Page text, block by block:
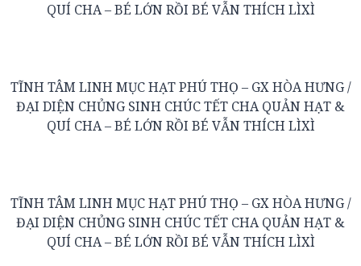
QUÍ CHA – BÉ LỚN RỒI BÉ VẪN THÍCH LÌXÌ
TĨNH TÂM LINH MỤC HẠT PHÚ THỌ – GX HÒA HƯNG /
ĐẠI DIỆN CHỦNG SINH CHÚC TẾT CHA QUẢN HẠT &
QUÍ CHA – BÉ LỚN RỒI BÉ VẪN THÍCH LÌXÌ
TĨNH TÂM LINH MỤC HẠT PHÚ THỌ – GX HÒA HƯNG /
ĐẠI DIỆN CHỦNG SINH CHÚC TẾT CHA QUẢN HẠT &
QUÍ CHA – BÉ LỚN RỒI BÉ VẪN THÍCH LÌXÌ